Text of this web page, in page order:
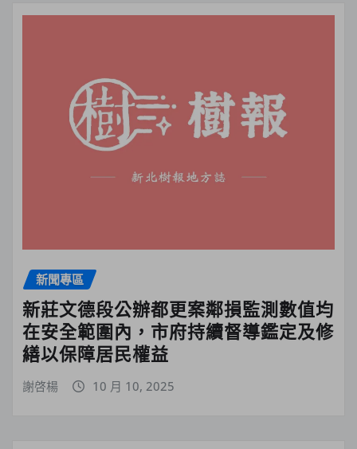
新聞專區
新莊文德段公辦都更案鄰損監測數值均
在安全範圍內，市府持續督導鑑定及修
繕以保障居民權益
謝啓楊 10 月 10, 2025